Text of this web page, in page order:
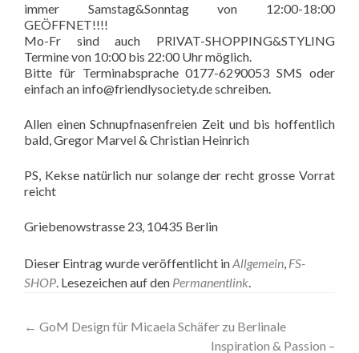
immer Samstag&Sonntag von 12:00-18:00
GEÖFFNET!!!!
Mo-Fr sind auch PRIVAT-SHOPPING&STYLING
Termine von 10:00 bis 22:00 Uhr möglich.
Bitte für Terminabsprache 0177-6290053 SMS oder
einfach an info@friendlysociety.de schreiben.
Allen einen Schnupfnasenfreien Zeit und bis hoffentlich
bald, Gregor Marvel & Christian Heinrich
PS, Kekse natürlich nur solange der recht grosse Vorrat
reicht
Griebenowstrasse 23, 10435 Berlin
Dieser Eintrag wurde veröffentlicht inAllgemein, FS-
SHOP. Lesezeichen auf den Permanentlink.
Artikel-
← GoM Design für Micaela Schäfer zu Berlinale
Inspiration & Passion –